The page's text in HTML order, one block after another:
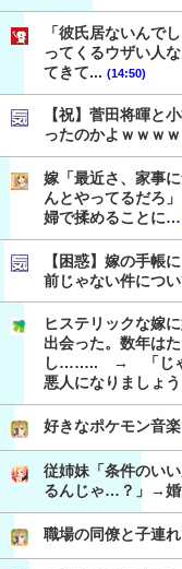
「彼氏居ないんで
ってくるウザい人
てきて... (14:50)
【祝】菅田将暉と
ったのかよｗｗｗｗ
嫁「最近さ、家事
んとやってるだろ
婦で揉めることに…
【困惑】嫁の手帳
前じゃない件につ
ヒステリックな嫁
出会った。数年は
し…….. → 「じゃ
悪人になりましょう
好きなポケモン音楽
従姉妹「条件のい
るんじゃ…？」→婚
職場の同僚と子連